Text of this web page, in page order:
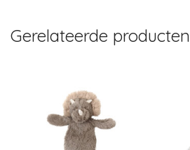
Gerelateerde producten